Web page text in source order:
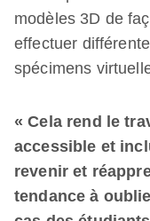
modèles 3D de
effectuer
spécimens
« Cela rend le
accessible et
revenir et
tendance à